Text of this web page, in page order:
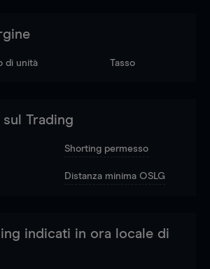
di unità Tasso
sul Trading
Shorting permesso
Distanza minima OSLG
indicati in ora locale di